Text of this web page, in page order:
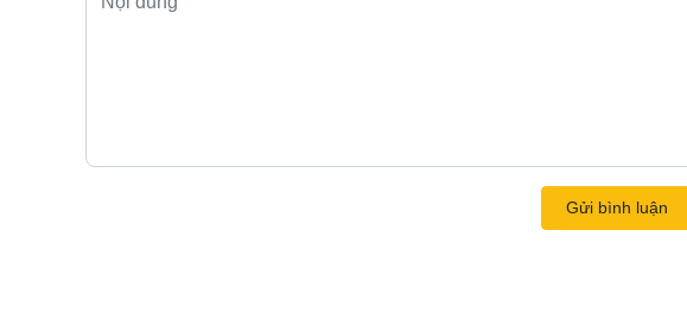
Gửi bình luận